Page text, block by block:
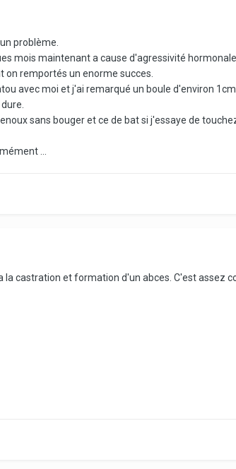
problème.
mois maintenant a cause d'agressivité hormonale.
remportés un enorme succes.
avec moi et j'ai remarqué un boule d'environ
sans bouger et ce de bat si j'essaye de
...
castration et formation d'un abces. C'est assez